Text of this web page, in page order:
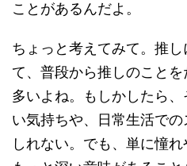
ことがあるんだよ。
ちょっと考えてみて。推
て、普段から推しのこと
多いよね。もしかしたら
い気持ちや、日常生活で
しれない。でも、単に憧れ